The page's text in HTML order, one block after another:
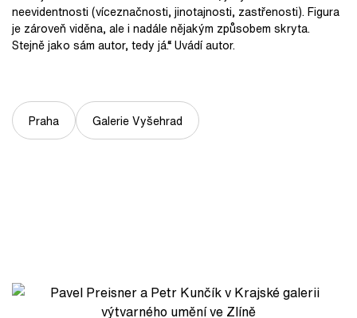
neevidentnosti (víceznačnosti, jinotajnosti, zastřenosti). Figura
je zároveň viděna, ale i nadále nějakým způsobem skryta.
Stejně jako sám autor, tedy já.“ Uvádí autor.
Praha Galerie Vyšehrad